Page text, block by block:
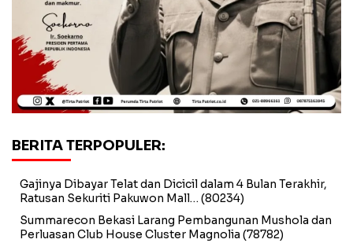
BERITA TERPOPULER:
Gajinya Dibayar Telat dan Dicicil dalam 4 Bulan Terakhir,
Ratusan Sekuriti Pakuwon Mall… (80234)
Summarecon Bekasi Larang Pembangunan Mushola dan
Perluasan Club House Cluster Magnolia (78782)